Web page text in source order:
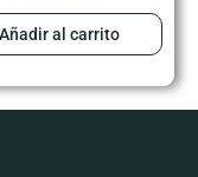
Añadir al carrito